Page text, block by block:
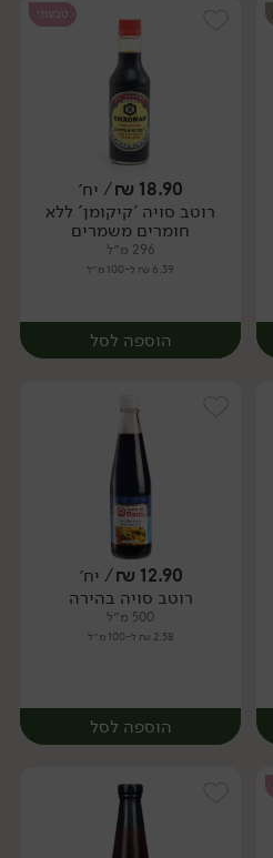
יח׳
טבעוני
18.90
₪/ יח׳
רוטב סויה 'קיקומן' ללא
חומרים משמרים
296 מ״ל
6.39 ₪ ל-100 מ״ל
הוספה לסל
יח׳
12.90
₪/ יח׳
רוטב סויה בהירה
500 מ״ל
2.58 ₪ ל-100 מ״ל
הוספה לסל